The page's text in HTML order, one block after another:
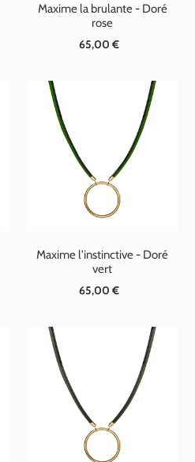
Maxime la brulante - Doré
rose
Prix
65,00 €
Maxime l'instinctive - Doré
vert
Prix
65,00 €